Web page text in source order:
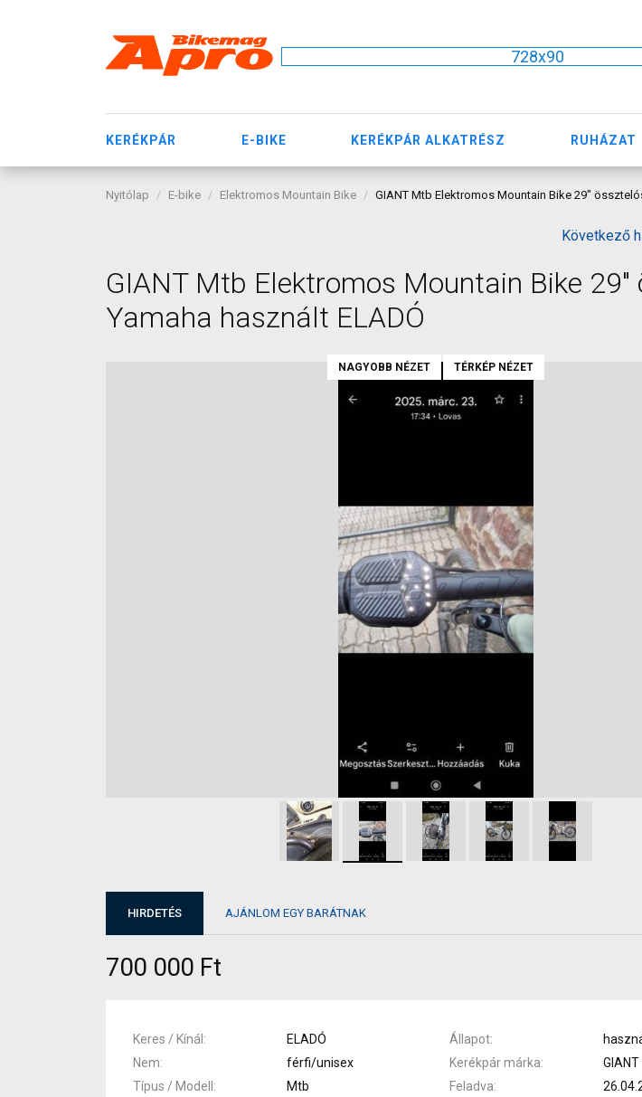
728x90
KERÉKPÁR E-BIKE KERÉKPÁR ALKATRÉSZ RUHÁZAT
Nyitólap E-bike Elektromos Mountain Bike GIANT Mtb Elektromos Mountain Bike 29"
Következő
GIANT Mtb Elektromos Mountain Bike
Yamaha használt ELADÓ
NAGYOBB NÉZET TÉRKÉP NÉZET
HIRDETÉS AJÁNLOM EGY BARÁTNAK
700 000 Ft
Keres / Kínál ELADÓ Állapot
Nem
férfi/unisex Kerékpár márka
GIANT
Típus / Modell
Mtb Feladva